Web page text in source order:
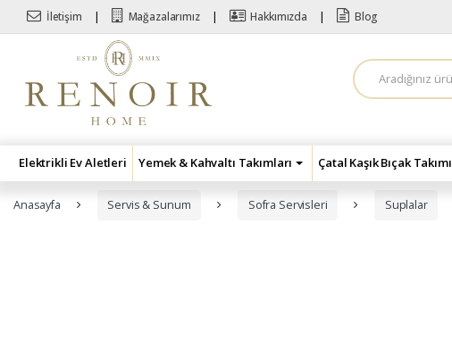
Skip to navigation
Skip to content
İletişim Mağazalarımız Hakkımızda Blog
A
r
a
Elektrikli Ev Aletleri Yemek & Kahvaltı Takımları Çatal Kaşık Bıçak Takımı
Anasayfa Servis & Sunum Sofra Servisleri Suplalar